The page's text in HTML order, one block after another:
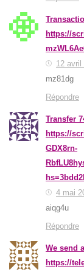
https://
12 avril
mz81dg
Répondre
Transfer
https://
GDX8rn-
4 mai
aiqg4u
Répondre
We send
https://